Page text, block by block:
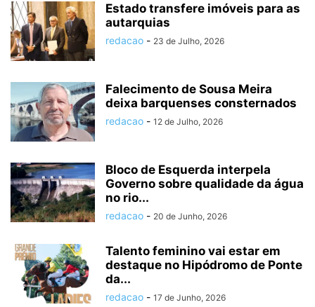
Estado transfere imóveis para as
autarquias
redacao - 23 de Julho, 2026
Falecimento de Sousa Meira
deixa barquenses consternados
redacao - 12 de Julho, 2026
Bloco de Esquerda interpela
Governo sobre qualidade da água
no rio...
redacao - 20 de Junho, 2026
Talento feminino vai estar em
destaque no Hipódromo de Ponte
da...
redacao - 17 de Junho, 2026